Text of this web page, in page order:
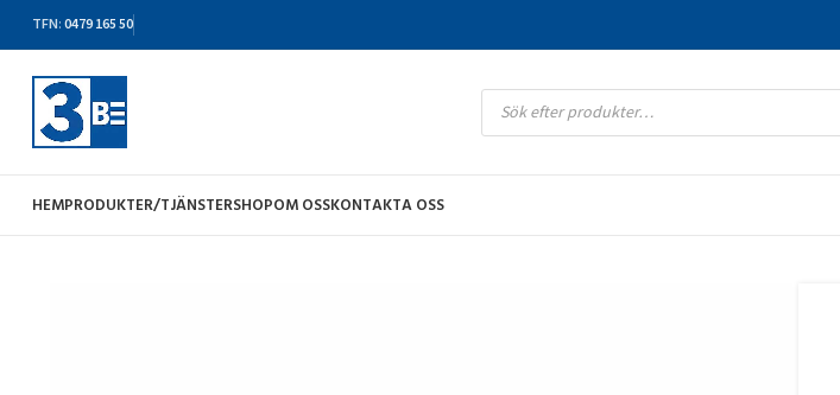
TFN: 0479 165 50
HEMPRODUKTER/TJÄNSTERSHOPOM OSSKONTAKTA OSS